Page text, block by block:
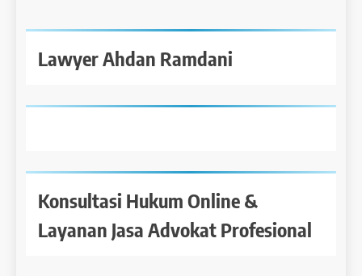
Lawyer Ahdan Ramdani
Konsultasi Hukum Online &
Layanan Jasa Advokat Profesional